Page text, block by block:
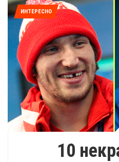
ИНТЕРЕСНО
10